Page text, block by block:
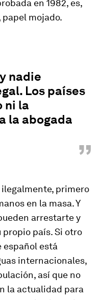
en 1982, es,
mojado.
nadie
Los países
ni la
la abogada
”
primero
en la masa. Y
arrestarte y
país. Si otro
español está
internacionales,
así que no
la actualidad para